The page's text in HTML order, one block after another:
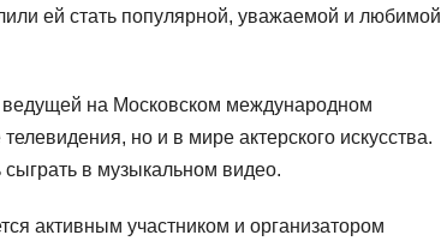
ей стать популярной, уважаемой и любимой
на Московском международном
но и в мире актерского искусства.
в музыкальном видео.
активным участником и организатором